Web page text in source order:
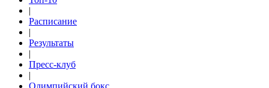
|
Расписание
|
Результаты
|
Пресс-клуб
|
Олимпийский бокс